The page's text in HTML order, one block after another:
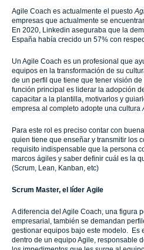
Agile Coach es actualmente el puesto
empresas que actualmente se
En 2020, Linkedin aseguraba que la
España había crecido un 57% con
Un Agile Coach es un profesional que
equipos en la transformación de su
de un perfil que tiene que tener visión
función principal es liderar la adopción
capacitar a la plantilla, motivarlos y
empresa al completo adopte una cultura
Para este rol es preciso contar con
quien tiene que enseñar y transmitir los
requisito indispensable que la persona
marcos ágiles y saber definir cuál es la
(Scrum, Lean, Kanban, etc)
Scrum Master, el líder Agile
A diferencia del Agile Coach, una figura
empresarial, también se demandan
gestionar equipos bajo este modelo. Es
dentro de un equipo Agile, responsable